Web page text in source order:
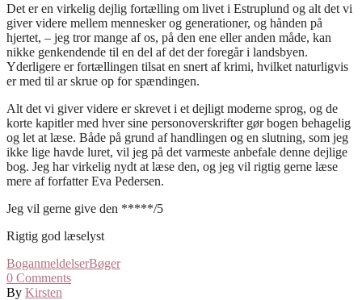
Det er en virkelig dejlig fortælling om livet i Estruplund og alt det vi
giver videre mellem mennesker og generationer, og hånden på
hjertet, – jeg tror mange af os, på den ene eller anden måde, kan
nikke genkendende til en del af det der foregår i landsbyen.
Yderligere er fortællingen tilsat en snert af krimi, hvilket naturligvis
er med til ar skrue op for spændingen.
Alt det vi giver videre er skrevet i et dejligt moderne sprog, og de
korte kapitler med hver sine personoverskrifter gør bogen behagelig
og let at læse. Både på grund af handlingen og en slutning, som jeg
ikke lige havde luret, vil jeg på det varmeste anbefale denne dejlige
bog. Jeg har virkelig nydt at læse den, og jeg vil rigtig gerne læse
mere af forfatter Eva Pedersen.
Jeg vil gerne give den *****/5
Rigtig god læselyst
BoganmeldelserBøger
0 Comments
By Kirsten